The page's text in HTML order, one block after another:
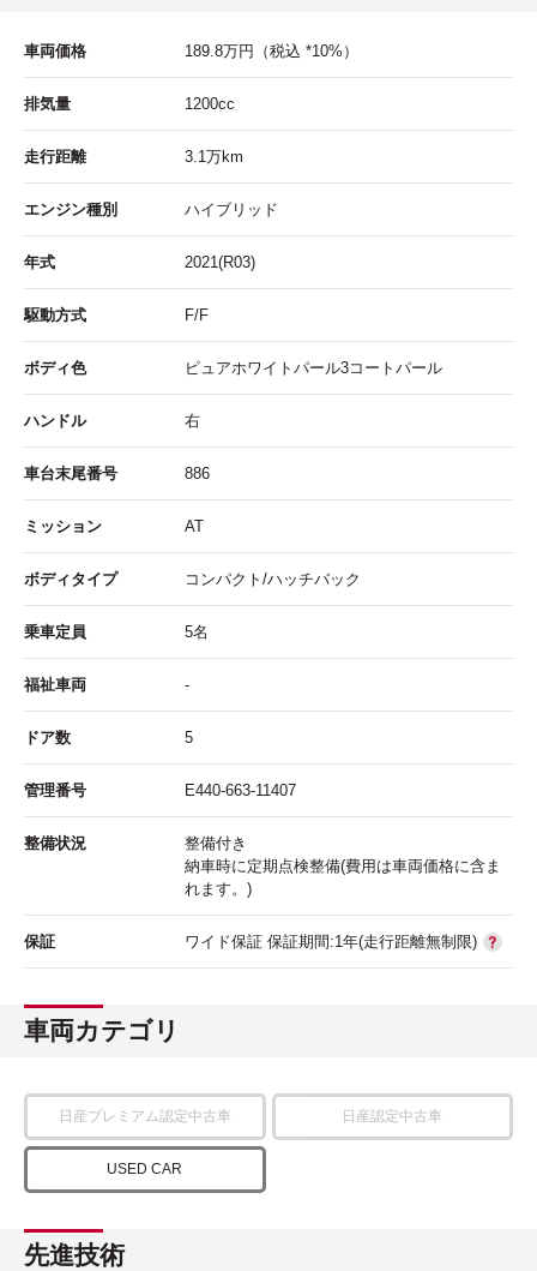
車両価格 189.8万円 （税込 *10%）
排気量 1200cc
走行距離 3.1 万km
エンジン種別 ハイブリッド
年式 2021(R03)
駆動方式 F/F
ボディ色 ピュアホワイトパール3コートパール
ハンドル 右
車台末尾番号 886
ミッション AT
ボディタイプ コンパクト/ハッチバック
乗車定員 5名
福祉車両 -
ドア数 5
管理番号 E440-663-11407
整備状況
整備付き
納車時に定期点検整備(費用は車両価格に含ま
れます。)
保証 ワイド保証 保証期間:1年(走行距離無制限)
車両カテゴリ
日産プレミアム認定中古車 日産認定中古車
USED CAR
先進技術